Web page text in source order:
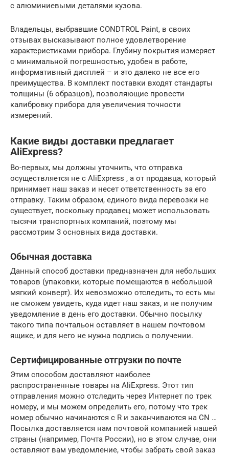
с алюминиевыми деталями кузова.
Владельцы, выбравшие CONDTROL Paint, в своих
отзывах высказывают полное удовлетворение
характеристиками прибора. Глубину покрытия измеряет
с минимальной погрешностью, удобен в работе,
информативный дисплей – и это далеко не все его
преимущества. В комплект поставки входят стандарты
толщины (6 образцов), позволяющие провести
калибровку прибора для увеличения точности
измерений.
Какие виды доставки предлагает
AliExpress?
Во-первых, мы должны уточнить, что отправка
осуществляется не с AliExpress , а от продавца, который
принимает наш заказ и несет ответственность за его
отправку. Таким образом, единого вида перевозки не
существует, поскольку продавец может использовать
тысячи транспортных компаний, поэтому мы
рассмотрим 3 основных вида доставки.
Обычная доставка
Данный способ доставки предназначен для небольших
товаров (упаковки, которые помещаются в небольшой
мягкий конверт). Их невозможно отследить, то есть мы
не сможем увидеть, куда идет наш заказ, и не получим
уведомление в день его доставки. Обычно посылку
такого типа почтальон оставляет в нашем почтовом
ящике, и для него не нужна подпись о получении.
Сертифицированные отгрузки по почте
Этим способом доставляют наиболее
распространенные товары на AliExpress. Этот тип
отправления можно отследить через Интернет по трек
номеру, и мы можем определить его, потому что трек
номер обычно начинаются с R и заканчиваются на CN …
Посылка доставляется нам почтовой компанией нашей
страны (например, Почта России), но в этом случае, они
оставляют вам уведомление, чтобы забрать свой заказ